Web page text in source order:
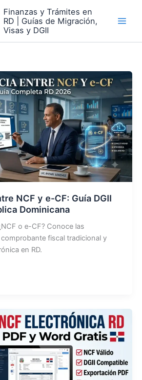
Finanzas y Trámites en
RD | Guías de Migración,
Visas y DGII
NCF y e-CF: Guía DGII
Dominicana
o e-CF? Conoce las
fiscal tradicional y
en RD.